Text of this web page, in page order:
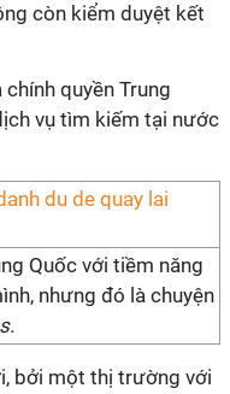
còn kiểm duyệt kết
quyền Trung
vụ tìm kiếm tại nước
Quốc với tiềm năng
nhưng đó là chuyện
bởi một thị trường với